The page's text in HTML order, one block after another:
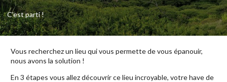
C'est parti !
Vous recherchez un lieu qui vous permette de vous épanouir,
nous avons la solution !
En 3 étapes vous allez découvrir ce lieu incroyable, votre have de